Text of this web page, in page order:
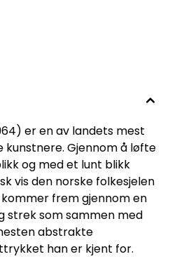
er en av landets mest
Gjennom å løfte
og med et lunt blikk
vis den norske folkesjelen
frem gjennom en
strek som sammen med
abstrakte
han er kjent for.